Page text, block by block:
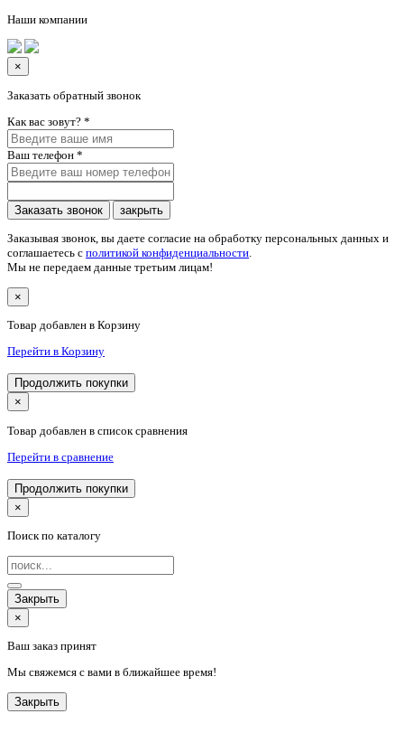
Наши компании
×
Заказать обратный звонок
Как вас зовут? *
Ваш телефон *
Заказать звонок закрыть
Заказывая звонок, вы даете согласие на обработку персональных данных и
соглашаетесь c политикой конфиденциальности.
Мы не передаем данные третьим лицам!
×
Товар добавлен в Корзину
Перейти в Корзину
Продолжить покупки
×
Товар добавлен в список сравнения
Перейти в сравнение
Продолжить покупки
×
Поиск по каталогу
Закрыть
×
Ваш заказ принят
Мы свяжемся с вами в ближайшее время!
Закрыть